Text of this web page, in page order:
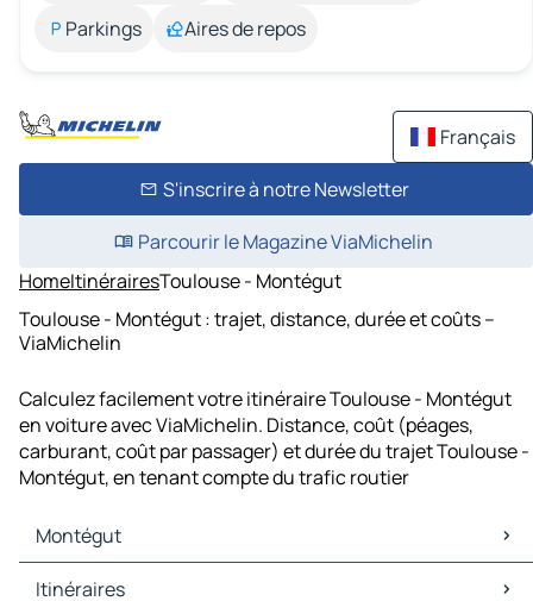
Parkings
Aires de repos
Français
S'inscrire à notre Newsletter
Parcourir le Magazine ViaMichelin
HomeItinérairesToulouse - Montégut
Toulouse - Montégut : trajet, distance, durée et coûts –
ViaMichelin
Calculez facilement votre itinéraire Toulouse - Montégut
en voiture avec ViaMichelin. Distance, coût (péages,
carburant, coût par passager) et durée du trajet Toulouse -
Montégut, en tenant compte du trafic routier
Montégut
Montégut Cartes et plans
Itinéraires